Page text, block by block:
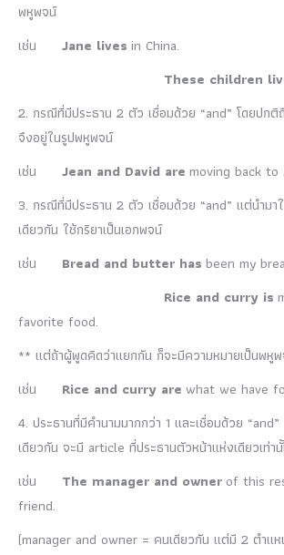
พหูพจน์
เช่น Jane lives in China.
These children
2. กรณีที่มีประธาน 2 ตัว เชื่อมด้วย “and” โดยปกติ
จึงอยู่ในรูปพหูพจน์
เช่น Jean and David are moving back to
3. กรณีที่มีประธาน 2 ตัว เชื่อมด้วย “and” แต่นำมา
เดียวกัน ใช้กริยาเป็นเอกพจน์
เช่น Bread and butter has been my
Rice and curry is
favorite food.
** แต่ถ้าผู้พูดคิดว่าแยกกัน ก็จะมีความหมายเป็นพหู
เช่น Rice and curry are what we have
4. ประธานที่มีคำนามมากกว่า 1 และเชื่อมด้วย
เดียวกัน จะมี article ที่ประธานตัวหน้าแห่งเดียวเท่า
เช่น The manager and owner of this
friend.
(manager and owner = คนเดียวกัน แต่มี 2 ตำแห